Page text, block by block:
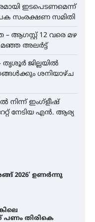
ഇടപെടണമെന്ന്
സംരക്ഷണ സമിതി
– ആഗസ്റ്റ് 12 വരെ മഴ
അലർട്ട്
ജില്ലയിൽ
ശനിയാഴ്ച
നിന്ന് ഇംഗ്ളീഷ്
നേടിയ എൻ. ആര്യ
2026’ ഉണർന്നു
പണം തിരികെ